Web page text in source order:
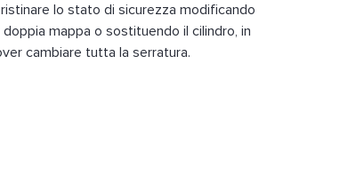
lo stato di sicurezza modificando
mappa o sostituendo il cilindro, in
cambiare tutta la serratura.